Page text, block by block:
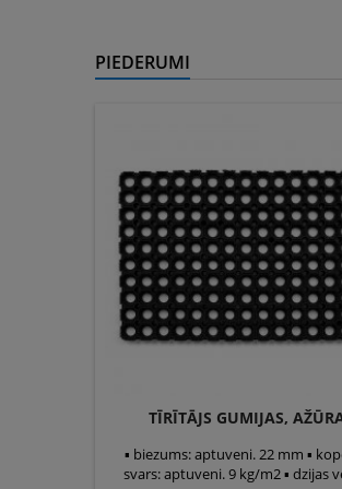
PIEDERUMI
TĪRĪTĀJS GUMIJAS,
▪ biezums: aptuveni. 22 mm ▪
svars: aptuveni. 9 kg/m2 ▪ dzijas